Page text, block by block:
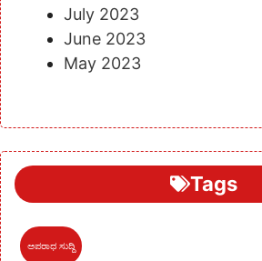
July 2023
June 2023
May 2023
Tags
ಅಪರಾಧ ಸುದ್ದಿ